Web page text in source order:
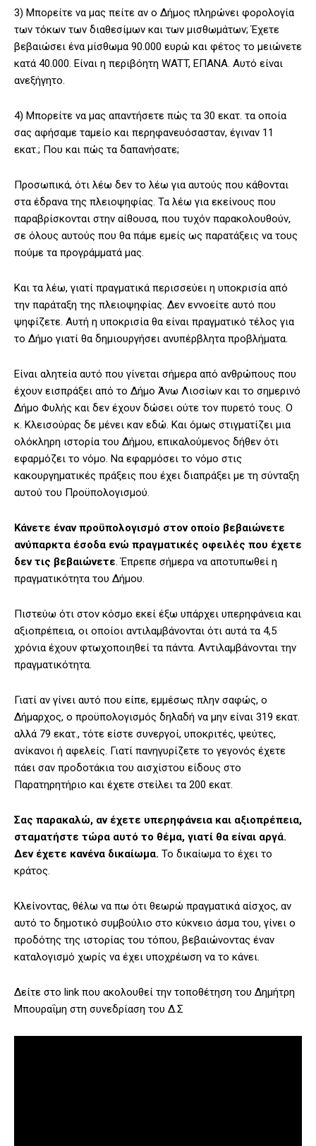
3) Μπορείτε να μας πείτε αν ο Δήμος πληρώνει φορολογία
των τόκων των διαθεσίμων και των μισθωμάτων; Έχετε
βεβαιώσει ένα μίσθωμα 90.000 ευρώ και φέτος το μειώνετε
κατά 40.000. Είναι η περιβόητη WATT, ΕΠΑΝΑ. Αυτό είναι
ανεξήγητο.
4) Μπορείτε να μας απαντήσετε πώς τα 30 εκατ. τα οποία
σας αφήσαμε ταμείο και περηφανευόσασταν, έγιναν 11
εκατ.; Που και πώς τα δαπανήσατε;
Προσωπικά, ότι λέω δεν το λέω για αυτούς που κάθονται
στα έδρανα της πλειοψηφίας. Τα λέω για εκείνους που
παραβρίσκονται στην αίθουσα, που τυχόν παρακολουθούν,
σε όλους αυτούς που θα πάμε εμείς ως παρατάξεις να τους
πούμε τα προγράμματά μας.
Και τα λέω, γιατί πραγματικά περισσεύει η υποκρισία από
την παράταξη της πλειοψηφίας. Δεν εννοείτε αυτό που
ψηφίζετε. Αυτή η υποκρισία θα είναι πραγματικό τέλος για
το Δήμο γιατί θα δημιουργήσει ανυπέρβλητα προβλήματα.
Είναι αλητεία αυτό που γίνεται σήμερα από ανθρώπους που
έχουν εισπράξει από το Δήμο Άνω Λιοσίων και το σημερινό
Δήμο Φυλής και δεν έχουν δώσει ούτε τον πυρετό τους. Ο
κ. Κλεισούρας δε μένει καν εδώ. Και όμως στιγματίζει μια
ολόκληρη ιστορία του Δήμου, επικαλούμενος δήθεν ότι
εφαρμόζει το νόμο. Να εφαρμόσει το νόμο στις
κακουργηματικές πράξεις που έχει διαπράξει με τη σύνταξη
αυτού του Προϋπολογισμού.
Κάνετε έναν προϋπολογισμό στον οποίο βεβαιώνετε
ανύπαρκτα έσοδα ενώ πραγματικές οφειλές που έχετε
δεν τις βεβαιώνετε. Έπρεπε σήμερα να αποτυπωθεί η
πραγματικότητα του Δήμου.
Πιστεύω ότι στον κόσμο εκεί έξω υπάρχει υπερηφάνεια και
αξιοπρέπεια, οι οποίοι αντιλαμβάνονται ότι αυτά τα 4,5
χρόνια έχουν φτωχοποιηθεί τα πάντα. Αντιλαμβάνονται την
πραγματικότητα.
Γιατί αν γίνει αυτό που είπε, εμμέσως πλην σαφώς, ο
Δήμαρχος, ο προϋπολογισμός δηλαδή να μην είναι 319 εκατ.
αλλά 79 εκατ., τότε είστε συνεργοί, υποκριτές, ψεύτες,
ανίκανοι ή αφελείς. Γιατί πανηγυρίζετε το γεγονός έχετε
πάει σαν προδοτάκια του αισχίστου είδους στο
Παρατηρητήριο και έχετε στείλει τα 200 εκατ.
Σας παρακαλώ, αν έχετε υπερηφάνεια και αξιοπρέπεια,
σταματήστε τώρα αυτό το θέμα, γιατί θα είναι αργά.
Δεν έχετε κανένα δικαίωμα. Το δικαίωμα το έχει το
κράτος.
Κλείνοντας, θέλω να πω ότι θεωρώ πραγματικά αίσχος, αν
αυτό το δημοτικό συμβούλιο στο κύκνειο άσμα του, γίνει ο
προδότης της ιστορίας του τόπου, βεβαιώνοντας έναν
καταλογισμό χωρίς να έχει υποχρέωση να το κάνει.
Δείτε στο link που ακολουθεί την τοποθέτηση του Δημήτρη
Μπουραΐμη στη συνεδρίαση του Δ.Σ